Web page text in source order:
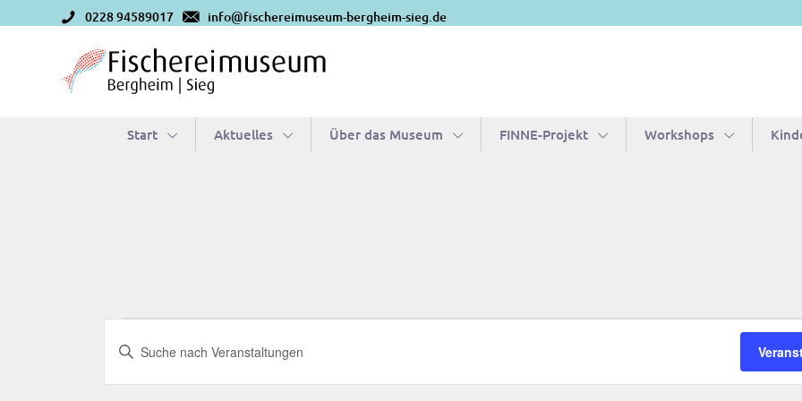
0228 94589017 info@fischereimuseum-bergheim-sieg.de
Start Aktu­el­les Über das Museum FIN­­NE-Pro­­jekt Work­shops
Veranstaltungen
Veranstaltungen
Suche
Bitte
Schlüsselwort
eingeben.